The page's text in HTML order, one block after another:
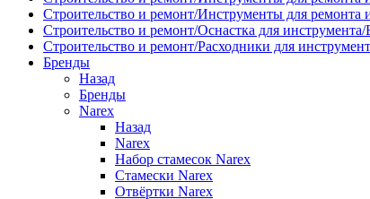
Строительство и ремонт/Инструменты для ремонта
Строительство и ремонт/Оснастка для инструмента/
Строительство и ремонт/Расходники для
Бренды
Назад
Бренды
Narex
Назад
Narex
Набор стамесок Narex
Стамески Narex
Отвёртки Narex